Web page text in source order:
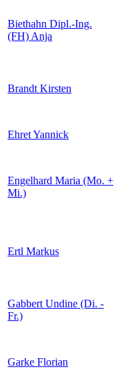
Biethahn Dipl.-Ing.
(FH) Anja
Brandt Kirsten
Ehret Yannick
Engelhard Maria (Mo. +
Mi.)
Ertl Markus
Gabbert Undine (Di. -
Fr.)
Garke Florian